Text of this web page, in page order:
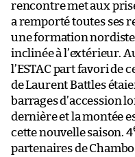
rencontre met aux
a remporté toutes ses
une formation nordiste
inclinée à l’extérieur.
l’ESTAC part favori de
de Laurent Battles
barrages d’accession
dernière et la montée
cette nouvelle saison. 4
partenaires de